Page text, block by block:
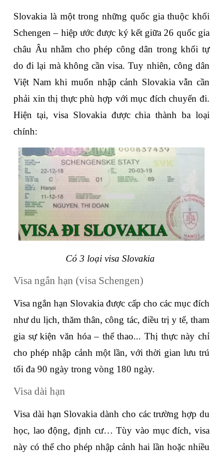
Slovakia là một trong những quốc gia thuộc khối
Schengen – hiệp ước được ký kết giữa 26 quốc gia
châu Âu nhằm cho phép công dân trong khối tự
do đi lại mà không cần visa. Tuy nhiên, công dân
Việt Nam khi muốn nhập cảnh Slovakia vẫn cần
phải xin thị thực phù hợp với mục đích chuyến đi.
Hiện tại, visa Slovakia được chia thành ba loại
chính:
Có 3 loại visa Slovakia
Visa ngắn hạn (visa Schengen)
Visa ngắn hạn Slovakia được cấp cho các mục đích
như du lịch, thăm thân, công tác, điều trị y tế, tham
gia sự kiện văn hóa – thể thao... Thị thực này chỉ
cho phép nhập cảnh một lần, với thời gian lưu trú
tối đa 90 ngày trong vòng 180 ngày.
Visa dài hạn
Visa dài hạn Slovakia dành cho các trường hợp du
học, lao động, định cư… Tùy vào mục đích, visa
này có thể cho phép nhập cảnh hai lần hoặc nhiều